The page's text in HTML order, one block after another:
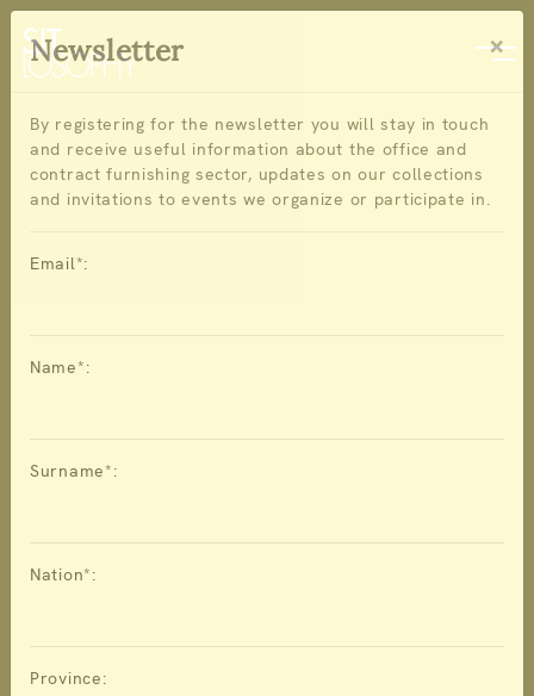
Newsletter ×
By registering for the newsletter you will stay in touch
and receive useful information about the office and
contract furnishing sector, updates on our collections
and invitations to events we organize or participate in.
Email*:
Name*:
Surname*:
Nation*:
Province: